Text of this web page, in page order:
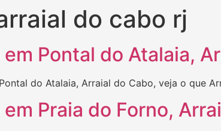
do cabo rj
Pontal do Atalaia,
do Atalaia, Arraial do Cabo, veja o que
Praia do Forno,